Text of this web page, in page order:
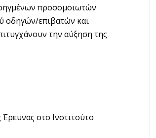
προσομοιωτών
οδηγών/επιβατών και
την αύξηση της
στο Ινστιτούτο